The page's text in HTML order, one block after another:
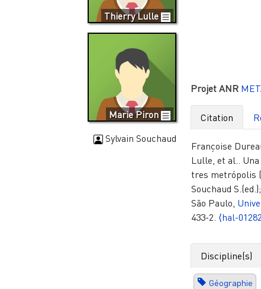
Thierry Lulle
Marie Piron
Sylvain Souchaud
Projet ANR
Citation
Françoise
Lulle, et al..
tres metrópolis
Souchaud
São Paulo,
433-2. ⟨hal-
Discipline(s)
Géographie